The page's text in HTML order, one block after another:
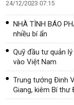
24/12/2023 07:15
NHÀ TÌNH BÁO
nhiều bí ẩn
Quỹ đầu tư quản
vào Việt Nam
Trung tướng Đinh
Giang, kiêm Bí thư